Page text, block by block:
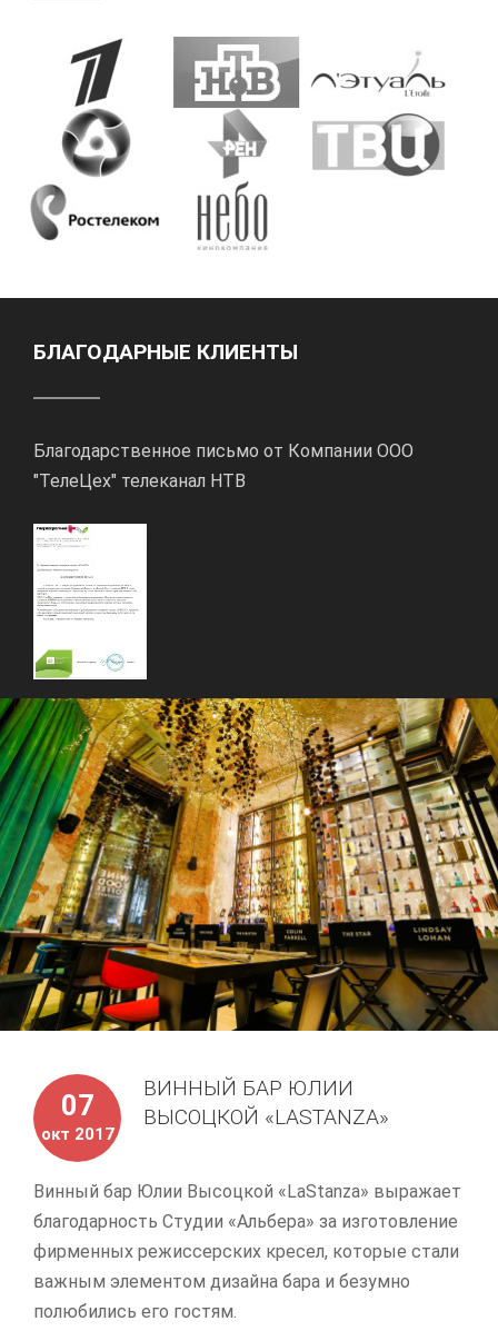
БЛАГОДАРНЫЕ КЛИЕНТЫ
Благодарственное письмо от Компании ООО
"ТелеЦех" телеканал НТВ
07
окт 2017
ВИННЫЙ БАР ЮЛИИ
ВЫСОЦКОЙ «LASTANZA»
Винный бар Юлии Высоцкой «LaStanza» выражает
благодарность Студии «Альбера» за изготовление
фирменных режиссерских кресел, которые стали
важным элементом дизайна бара и безумно
полюбились его гостям.